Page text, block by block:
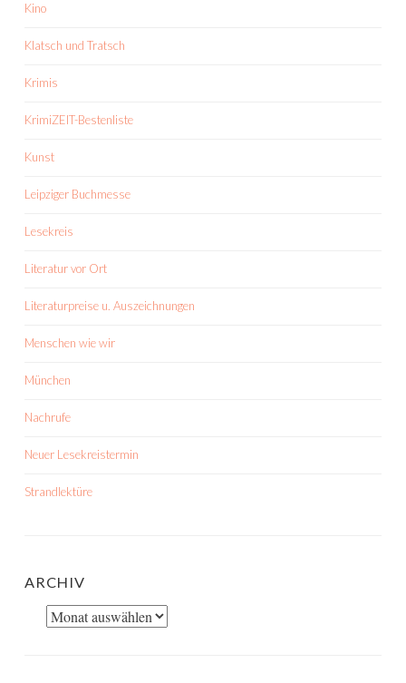
Kino
Klatsch und Tratsch
Krimis
KrimiZEIT-Bestenliste
Kunst
Leipziger Buchmesse
Lesekreis
Literatur vor Ort
Literaturpreise u. Auszeichnungen
Menschen wie wir
München
Nachrufe
Neuer Lesekreistermin
Strandlektüre
ARCHIV
Archiv